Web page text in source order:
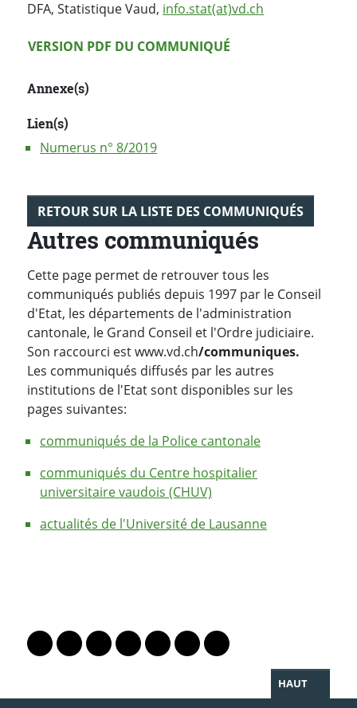
DFA, Statistique Vaud, info.stat(at)vd.ch
Version PDF
VERSION PDF DU COMMUNIQUÉ
Annexe(s)
Lien(s)
Numerus n° 8/2019
RETOUR SUR LA LISTE DES COMMUNIQUÉS
Autres communiqués
Cette page permet de retrouver tous les
communiqués publiés depuis 1997 par le Conseil
d'Etat, les départements de l'administration
cantonale, le Grand Conseil et l'Ordre judiciaire.
Son raccourci est www.vd.ch/communiques.
Les communiqués diffusés par les autres
institutions de l'Etat sont disponibles sur les
pages suivantes:
communiqués de la Police cantonale
communiqués du Centre hospitalier
universitaire vaudois (CHUV)
actualités de l'Université de Lausanne
Lien vers le profil Mastodon
Lien vers le profil Bluesky
Lien vers le profil Instagram
Lien vers le profil Linkedin
Lien vers le profil Facebook
Lien vers le profil Twitter
Partager par WhatsApp
HAUT